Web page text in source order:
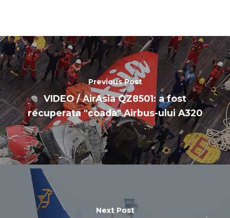
Previous Post
VIDEO / AirAsia QZ8501: a fost
recuperata "coada" Airbus-ului A320
Next Post